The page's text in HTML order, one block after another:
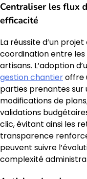
Centraliser les flux
efficacité
La réussite d’un
coordination entre
artisans. L’adoption
gestion chantieroffre
parties prenantes sur
modifications de
validations
clic, évitant ainsi les
transparence
peuvent suivre
complexité